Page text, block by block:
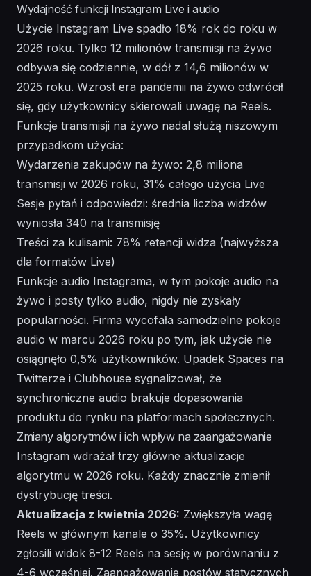
Wydajność funkcji Instagram Live i audio
Użycie Instagram Live spadło 18% rok do roku w
2026 roku. Tylko 12 milionów transmisji na żywo
odbywa się codziennie, w dół z 14,6 milionów w
2025 roku. Wzrost era pandemii na żywo odwrócił
się, gdy użytkownicy skierowali uwagę na Reels.
Funkcje transmisji na żywo nadal służą niszowym
przypadkom użycia:
Wydarzenia zakupów na żywo: 2,8 miliona
transmisji w 2026 roku, 31% całego użycia Live
Sesje pytań i odpowiedzi: średnia liczba widzów
wyniosła 340 na transmisję
Treści za kulisami: 78% retencji widza (najwyższa
dla formatów Live)
Funkcje audio Instagrama, w tym pokoje audio na
żywo i posty tylko audio, nigdy nie zyskały
popularności. Firma wycofała samodzielne pokoje
audio w marcu 2026 roku po tym, jak użycie nie
osiągnęło 0,5% użytkowników. Upadek Spaces na
Twitterze i Clubhouse sygnalizował, że
synchroniczne audio brakuje dopasowania
produktu do rynku na platformach społecznych.
Zmiany algorytmów i ich wpływ na zaangażowanie
Instagram wdrażał trzy główne aktualizacje
algorytmu w 2026 roku. Każdy znacznie zmienił
dystrybucję treści.
Aktualizacja z kwietnia 2026: Zwiększyła wagę
Reels w głównym kanale o 35%. Użytkownicy
zgłosili widok 8-12 Reels na sesję w porównaniu z
4-6 wcześniej. Zaangażowanie postów statycznych